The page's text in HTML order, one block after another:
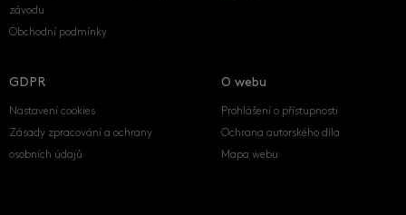
závodu
Obchodní podmínky
GDPR
Nastavení cookies
Zásady zpracování a ochrany
osobních údajů
O webu
Prohlášení o přístupnosti
Ochrana autorského díla
Mapa webu